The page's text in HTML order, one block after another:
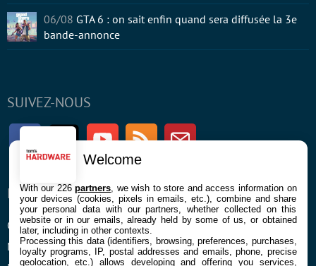
SUIVEZ-NOUS
FacebookTwitter Youtube RSS Newsletter
ENTREPRISE
Confidentialité et Cookies
Mentions légales et CGU
À PROPOS
Contact
06/08 GTA 6 : on sait enfin quand sera diffusée la 3e
bande-annonce
Welcome
With our 226partners , we wish to store and access information on
your devices (cookies, pixels in emails, etc.), combine and share
your personal data with our partners, whether collected on this
website or in our emails, already held by some of us, or obtained
later, including in other contexts.
Processing this data (identifiers, browsing, preferences, purchases,
loyalty programs, IP, postal addresses and emails, phone, precise
geolocation, etc.) allows developing and offering you services,